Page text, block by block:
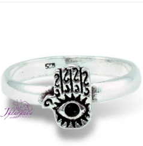
AÑADIR AL CARRITO / QUICK VIEW